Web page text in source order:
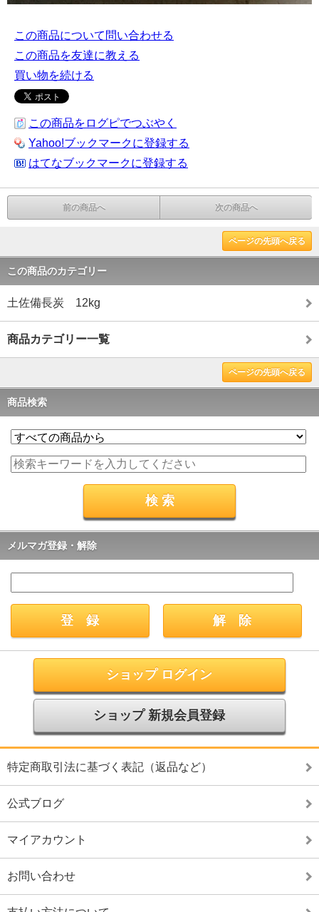
この商品について問い合わせる
この商品を友達に教える
買い物を続ける
この商品をログピでつぶやく
Yahoo!ブックマークに登録する
はてなブックマークに登録する
前の商品へ 次の商品へ
ページの先頭へ戻る
この商品のカテゴリー
土佐備長炭 12kg
商品カテゴリー一覧
ページの先頭へ戻る
商品検索
メルマガ登録・解除
ショップ ログイン
ショップ 新規会員登録
特定商取引法に基づく表記（返品など）
公式ブログ
マイアカウント
お問い合わせ